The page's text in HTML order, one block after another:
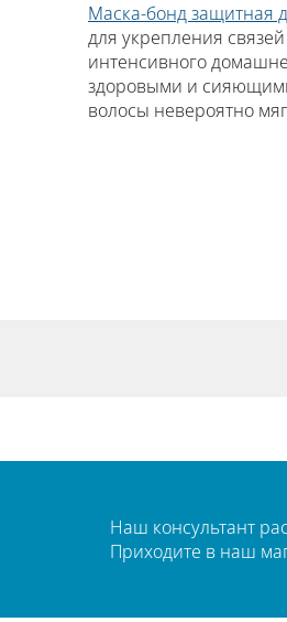
Маска-бонд защитная
для укрепления
интенсивного
здоровыми и
волосы невероятно
Наш консультант
Приходите в наш